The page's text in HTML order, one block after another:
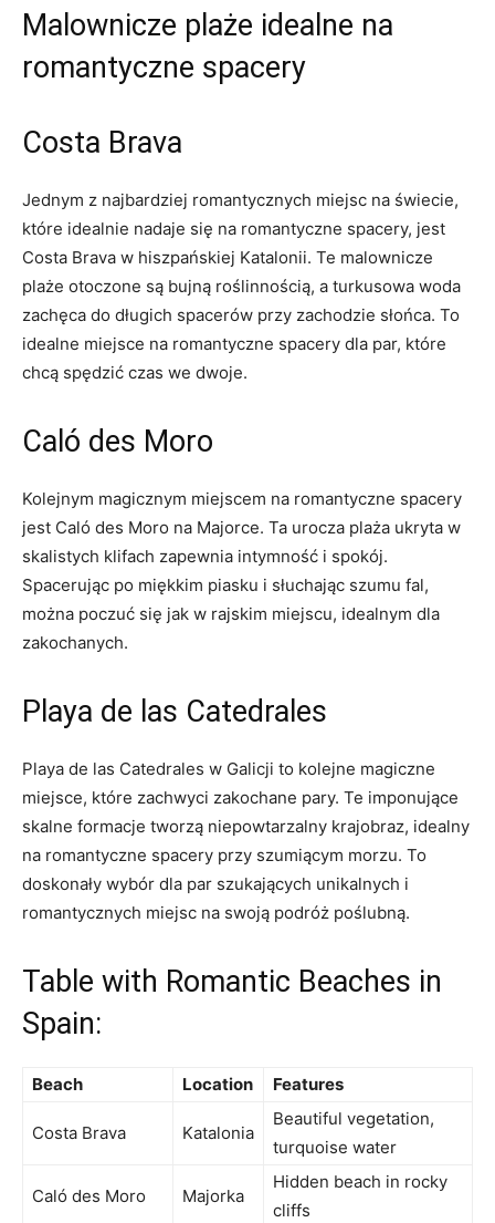
Malownicze plaże idealne‌ na
romantyczne ‌spacery
Costa Brava
Jednym z najbardziej romantycznych miejsc na świecie,
które idealnie nadaje‍ się na romantyczne⁣ spacery,⁤ jest
Costa Brava w‌ hiszpańskiej Katalonii. Te malownicze
plaże otoczone ⁣są ​bujną ‌roślinnością, ⁣a turkusowa ‍woda‌
zachęca ​do długich spacerów przy zachodzie słońca. To
idealne​ miejsce na romantyczne​ spacery dla⁢ par, które
chcą spędzić czas we dwoje.
Caló⁢ des Moro
Kolejnym magicznym ​miejscem na romantyczne spacery
jest Caló ‌des Moro‍ na ⁤Majorce. Ta urocza plaża ukryta w
skalistych klifach zapewnia intymność i ‌spokój.
Spacerując po miękkim piasku i słuchając szumu fal,
można poczuć​ się jak w rajskim miejscu, idealnym dla
zakochanych.
Playa de las Catedrales
Playa de‍ las Catedrales w ⁢Galicji to kolejne magiczne
miejsce, które zachwyci zakochane pary.​ Te imponujące ​
skalne formacje tworzą niepowtarzalny krajobraz, idealny
​na romantyczne spacery przy szumiącym morzu. ‍To
doskonały wybór dla ‍par szukających unikalnych i⁤
romantycznych miejsc na​ swoją podróż poślubną.
Table​ with Romantic Beaches in​
Spain:
Beach Location Features
Costa⁤ Brava Katalonia
Beautiful​ vegetation,
turquoise water
Caló ⁣des​ Moro Majorka
Hidden beach in rocky
cliffs